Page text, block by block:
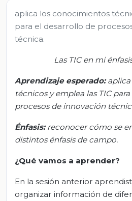
aplica los conocimientos
para el desarrollo de
técnica.
Las TIC en mi
Aprendizaje esperado: a
técnicos y emplea las TIC
procesos de innovación
Énfasis: reconocer cómo se
distintos énfasis de campo.
¿Qué vamos a aprender?
En la sesión anterior
organizar información de